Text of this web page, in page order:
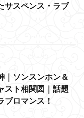
サスペンス・ラブ
｜ソンスンホン＆
スト相関図｜話題
ブロマンス！